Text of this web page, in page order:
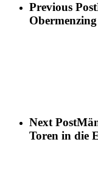
Previous Post
Obermenzing
Next Post
Toren in die